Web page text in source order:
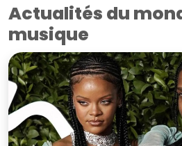
Actualités du
musique